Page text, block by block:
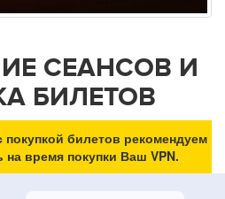
СЕАНСОВ И
БИЛЕТОВ
билетов рекомендуем
время покупки Ваш VPN.